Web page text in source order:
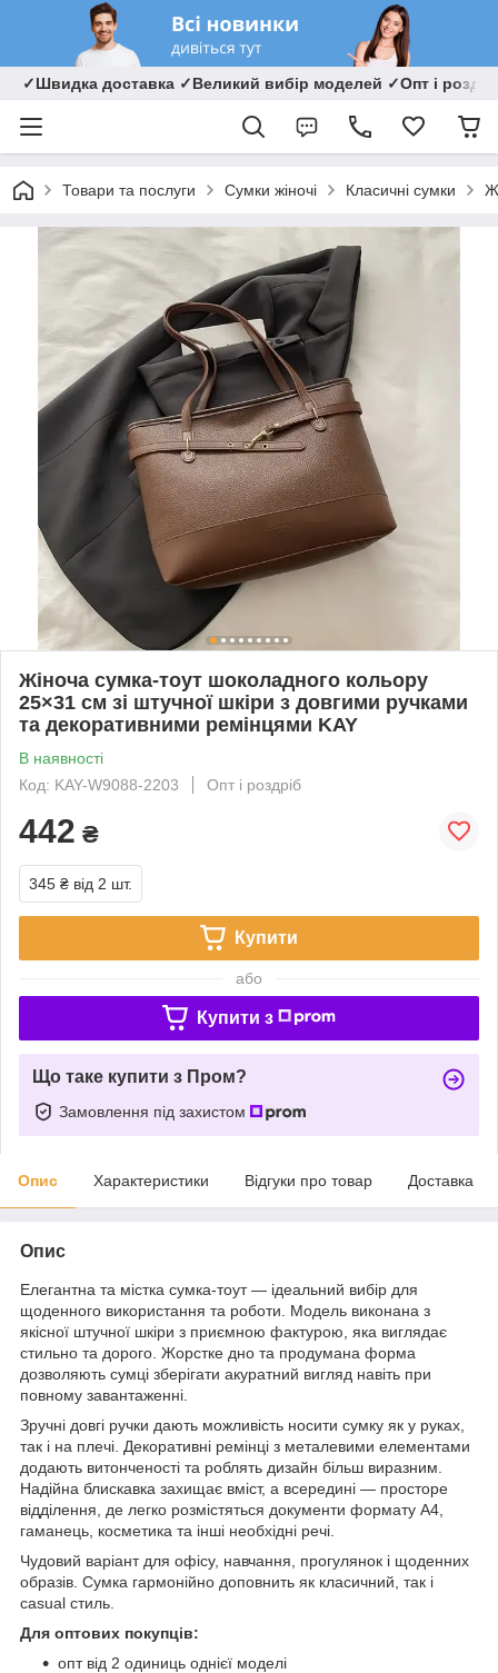
✓Швидка доставка ✓Великий вибір моделей ✓Опт і
Товари та послуги Сумки жіночі Класичні сумки
Жіноча сумка-тоут шоколадного кольору
25×31 см зі штучної шкіри з довгими ручками
та декоративними ремінцями KAY
В наявності
Код: KAY-W9088-2203
Опт і роздріб
442 ₴
345 ₴ від 2 шт.
Купити
або
Купити з
Що таке купити з Пром?
Замовлення під захистом
Опис Характеристики Відгуки про товар Доставка
Опис
Елегантна та містка сумка-тоут — ідеальний вибір для
щоденного використання та роботи. Модель виконана з
якісної штучної шкіри з приємною фактурою, яка виглядає
стильно та дорого. Жорстке дно та продумана форма
дозволяють сумці зберігати акуратний вигляд навіть при
повному завантаженні.
Зручні довгі ручки дають можливість носити сумку як у руках,
так і на плечі. Декоративні ремінці з металевими елементами
додають витонченості та роблять дизайн більш виразним.
Надійна блискавка захищає вміст, а всередині — просторе
відділення, де легко розмістяться документи формату A4,
гаманець, косметика та інші необхідні речі.
Чудовий варіант для офісу, навчання, прогулянок і щоденних
образів. Сумка гармонійно доповнить як класичний, так і
casual стиль.
Для оптових покупців:
опт від 2 одиниць однієї моделі